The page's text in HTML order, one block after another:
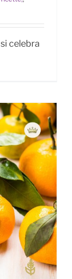
celebra